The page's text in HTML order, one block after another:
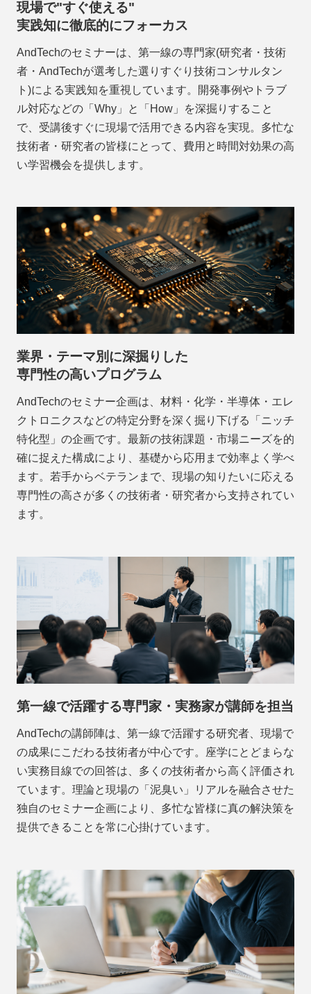
現場で"すぐ使える"
実践知に徹底的にフォーカス
AndTechのセミナーは、第一線の専門家(研究者・技術
者・AndTechが選考した選りすぐり技術コンサルタン
ト)による実践知を重視しています。開発事例やトラブ
ル対応などの「Why」と「How」を深掘りすること
で、受講後すぐに現場で活用できる内容を実現。多忙な
技術者・研究者の皆様にとって、費用と時間対効果の高
い学習機会を提供します。
業界・テーマ別に深掘りした
専門性の高いプログラム
AndTechのセミナー企画は、材料・化学・半導体・エレ
クトロニクスなどの特定分野を深く掘り下げる「ニッチ
特化型」の企画です。最新の技術課題・市場ニーズを的
確に捉えた構成により、基礎から応用まで効率よく学べ
ます。若手からベテランまで、現場の知りたいに応える
専門性の高さが多くの技術者・研究者から支持されてい
ます。
第一線で活躍する専門家・実務家が講師を担当
AndTechの講師陣は、第一線で活躍する研究者、現場で
の成果にこだわる技術者が中心です。座学にとどまらな
い実務目線での回答は、多くの技術者から高く評価され
ています。理論と現場の「泥臭い」リアルを融合させた
独自のセミナー企画により、多忙な皆様に真の解決策を
提供できることを常に心掛けています。